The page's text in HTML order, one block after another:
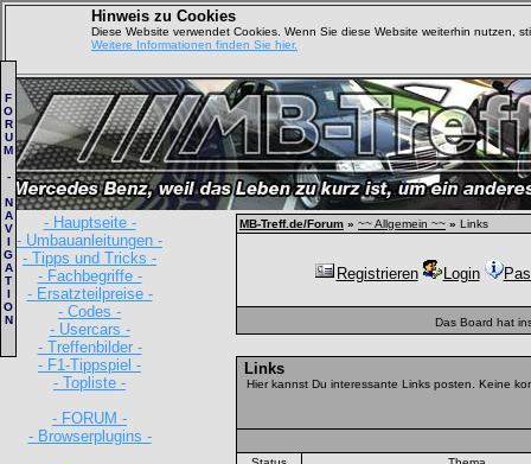
Hinweis zu Cookies
Diese Website verwendet Cookies. Wenn Sie diese Website weiterhin nutzen,
Weitere Informationen finden Sie hier.
- Hauptseite -
- Umbauanleitungen -
- Tipps und Tricks -
- Fachbegriffe -
- Ersatzteilpreise -
- Codes -
- Usercars -
- Treffenbilder -
- F1-Tippspiel -
- Topliste -
- FORUM -
- Browserplugins -
F
O
R
U
M
-
N
A
V
I
G
A
T
I
O
N
MB-Treff.de/Forum » ~~ Allgemein ~~ » Links
Registrieren Login
Das Board hat
Links
Hier kannst Du interessante Links posten. Keine